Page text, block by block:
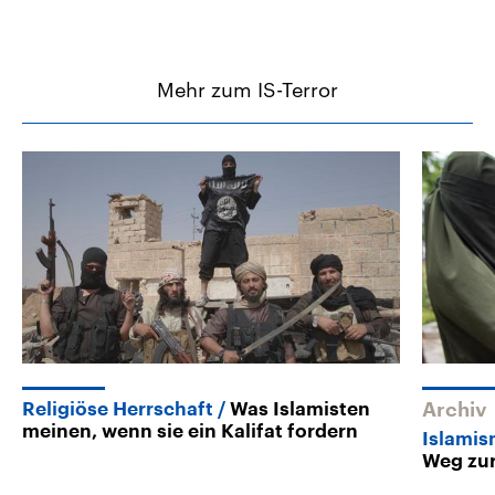
Mehr zum IS-Terror
Religiöse Herrschaft
Was Islamisten
meinen, wenn sie ein Kalifat fordern
Archiv
Weg